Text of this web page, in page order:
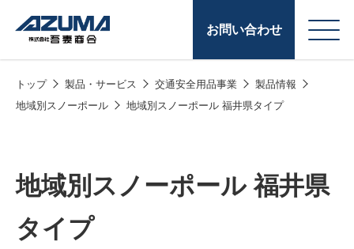
お問い合わせ
会
要
原燃料事業
燃料小口配送
トップ 製品・サービス 交通安全用品事業
製品情報
地域別スノーポール
地域別スノーポール 福井県タイプ
地域別スノーポール 福井県
タイプ